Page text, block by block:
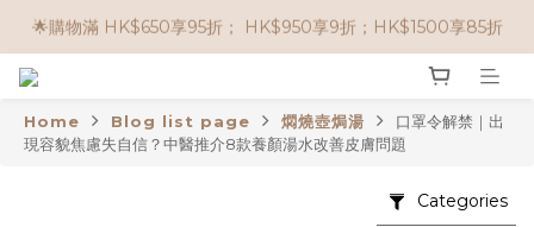
🌟購物滿 HK$650享95折； HK$950享9折；HK$1500享85折
🌟購物滿 HK$650享95折； HK$950享9折；HK$1500享85折
任選兩件$80！ 🌟韓國骨膠原啫喱：$270/3件；$510/6件
Home Blog list page 燜燒壺焗湯
口罩令解禁｜出
現容貌焦慮失自信？中醫推介8款養顏湯水改善皮膚問題
Categories